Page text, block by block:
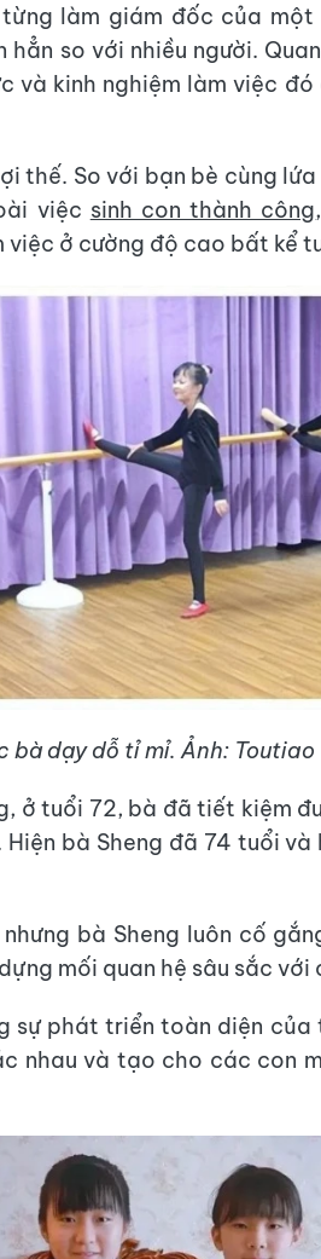
làm giám đốc của một
so với nhiều người.
và kinh nghiệm làm việc
thế. So với bạn bè cùng
việc sinh con thành công
việc ở cường độ cao bất kể
bà dạy dỗ tỉ mỉ. Ảnh: Toutiao
ở tuổi 72, bà đã tiết kiệm
bà Sheng đã 74 tuổi
bà Sheng luôn cố
mối quan hệ sâu sắc với
sự phát triển toàn diện của
nhau và tạo cho các con